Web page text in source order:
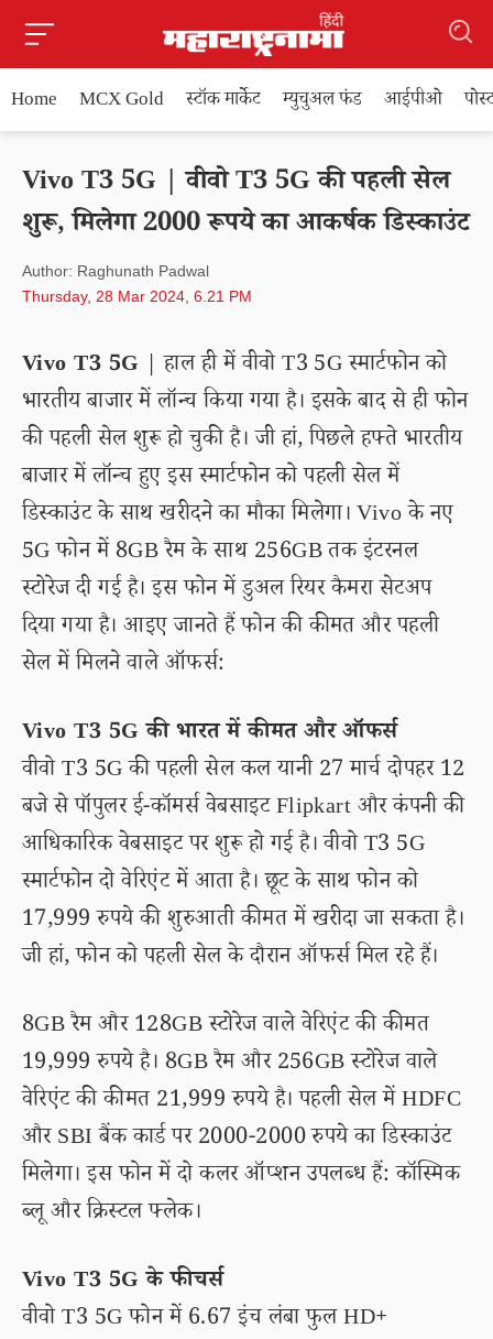
Home MCX Gold स्टॉक मार्केट म्युचुअल फंड आईपीओ
Vivo T3 5G | वीवो T3 5G की पहली सेल
शुरू, मिलेगा 2000 रूपये का आकर्षक डिस्काउंट
Author: Raghunath Padwal
Thursday, 28 Mar 2024, 6.21 PM
Vivo T3 5G | हाल ही में वीवो T3 5G स्मार्टफोन को
भारतीय बाजार में लॉन्च किया गया है। इसके बाद से ही फोन
की पहली सेल शुरू हो चुकी है। जी हां, पिछले हफ्ते भारतीय
बाजार में लॉन्च हुए इस स्मार्टफोन को पहली सेल में
डिस्काउंट के साथ खरीदने का मौका मिलेगा। Vivo के नए
5G फोन में 8GB रैम के साथ 256GB तक इंटरनल
स्टोरेज दी गई है। इस फोन में डुअल रियर कैमरा सेटअप
दिया गया है। आइए जानते हैं फोन की कीमत और पहली
सेल में मिलने वाले ऑफर्स:
Vivo T3 5G की भारत में कीमत और ऑफर्स
वीवो T3 5G की पहली सेल कल यानी 27 मार्च दोपहर 12
बजे से पॉपुलर ई-कॉमर्स वेबसाइट Flipkart और कंपनी की
आधिकारिक वेबसाइट पर शुरू हो गई है। वीवो T3 5G
स्मार्टफोन दो वेरिएंट में आता है। छूट के साथ फोन को
17,999 रुपये की शुरुआती कीमत में खरीदा जा सकता है।
जी हां, फोन को पहली सेल के दौरान ऑफर्स मिल रहे हैं।
8GB रैम और 128GB स्टोरेज वाले वेरिएंट की कीमत
19,999 रुपये है। 8GB रैम और 256GB स्टोरेज वाले
वेरिएंट की कीमत 21,999 रुपये है। पहली सेल में HDFC
और SBI बैंक कार्ड पर 2000-2000 रुपये का डिस्काउंट
मिलेगा। इस फोन में दो कलर ऑप्शन उपलब्ध हैं: कॉस्मिक
ब्लू और क्रिस्टल फ्लेक।
Vivo T3 5G के फीचर्स
वीवो T3 5G फोन में 6.67 इंच लंबा फुल HD+